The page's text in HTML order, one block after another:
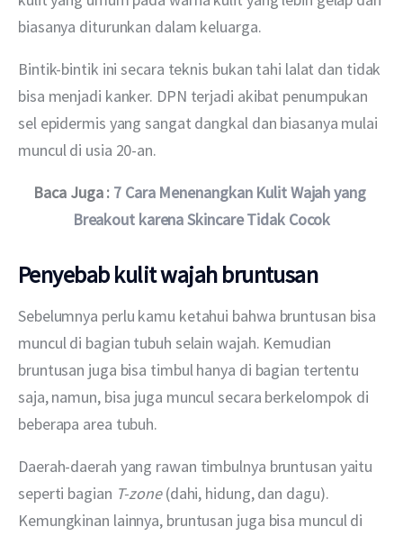
biasanya diturunkan dalam keluarga.
Bintik-bintik ini secara teknis bukan tahi lalat dan tidak
bisa menjadi kanker. DPN terjadi akibat penumpukan
sel epidermis yang sangat dangkal dan biasanya mulai
muncul di usia 20-an.
Baca Juga : 7 Cara Menenangkan Kulit Wajah yang
Breakout karena Skincare Tidak Cocok
Penyebab kulit wajah bruntusan
Sebelumnya perlu kamu ketahui bahwa bruntusan bisa
muncul di bagian tubuh selain wajah. Kemudian
bruntusan juga bisa timbul hanya di bagian tertentu
saja, namun, bisa juga muncul secara berkelompok di
beberapa area tubuh.
Daerah-daerah yang rawan timbulnya bruntusan yaitu
seperti bagian T-zone (dahi, hidung, dan dagu).
Kemungkinan lainnya, bruntusan juga bisa muncul di